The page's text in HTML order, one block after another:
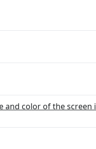
and color of the screen